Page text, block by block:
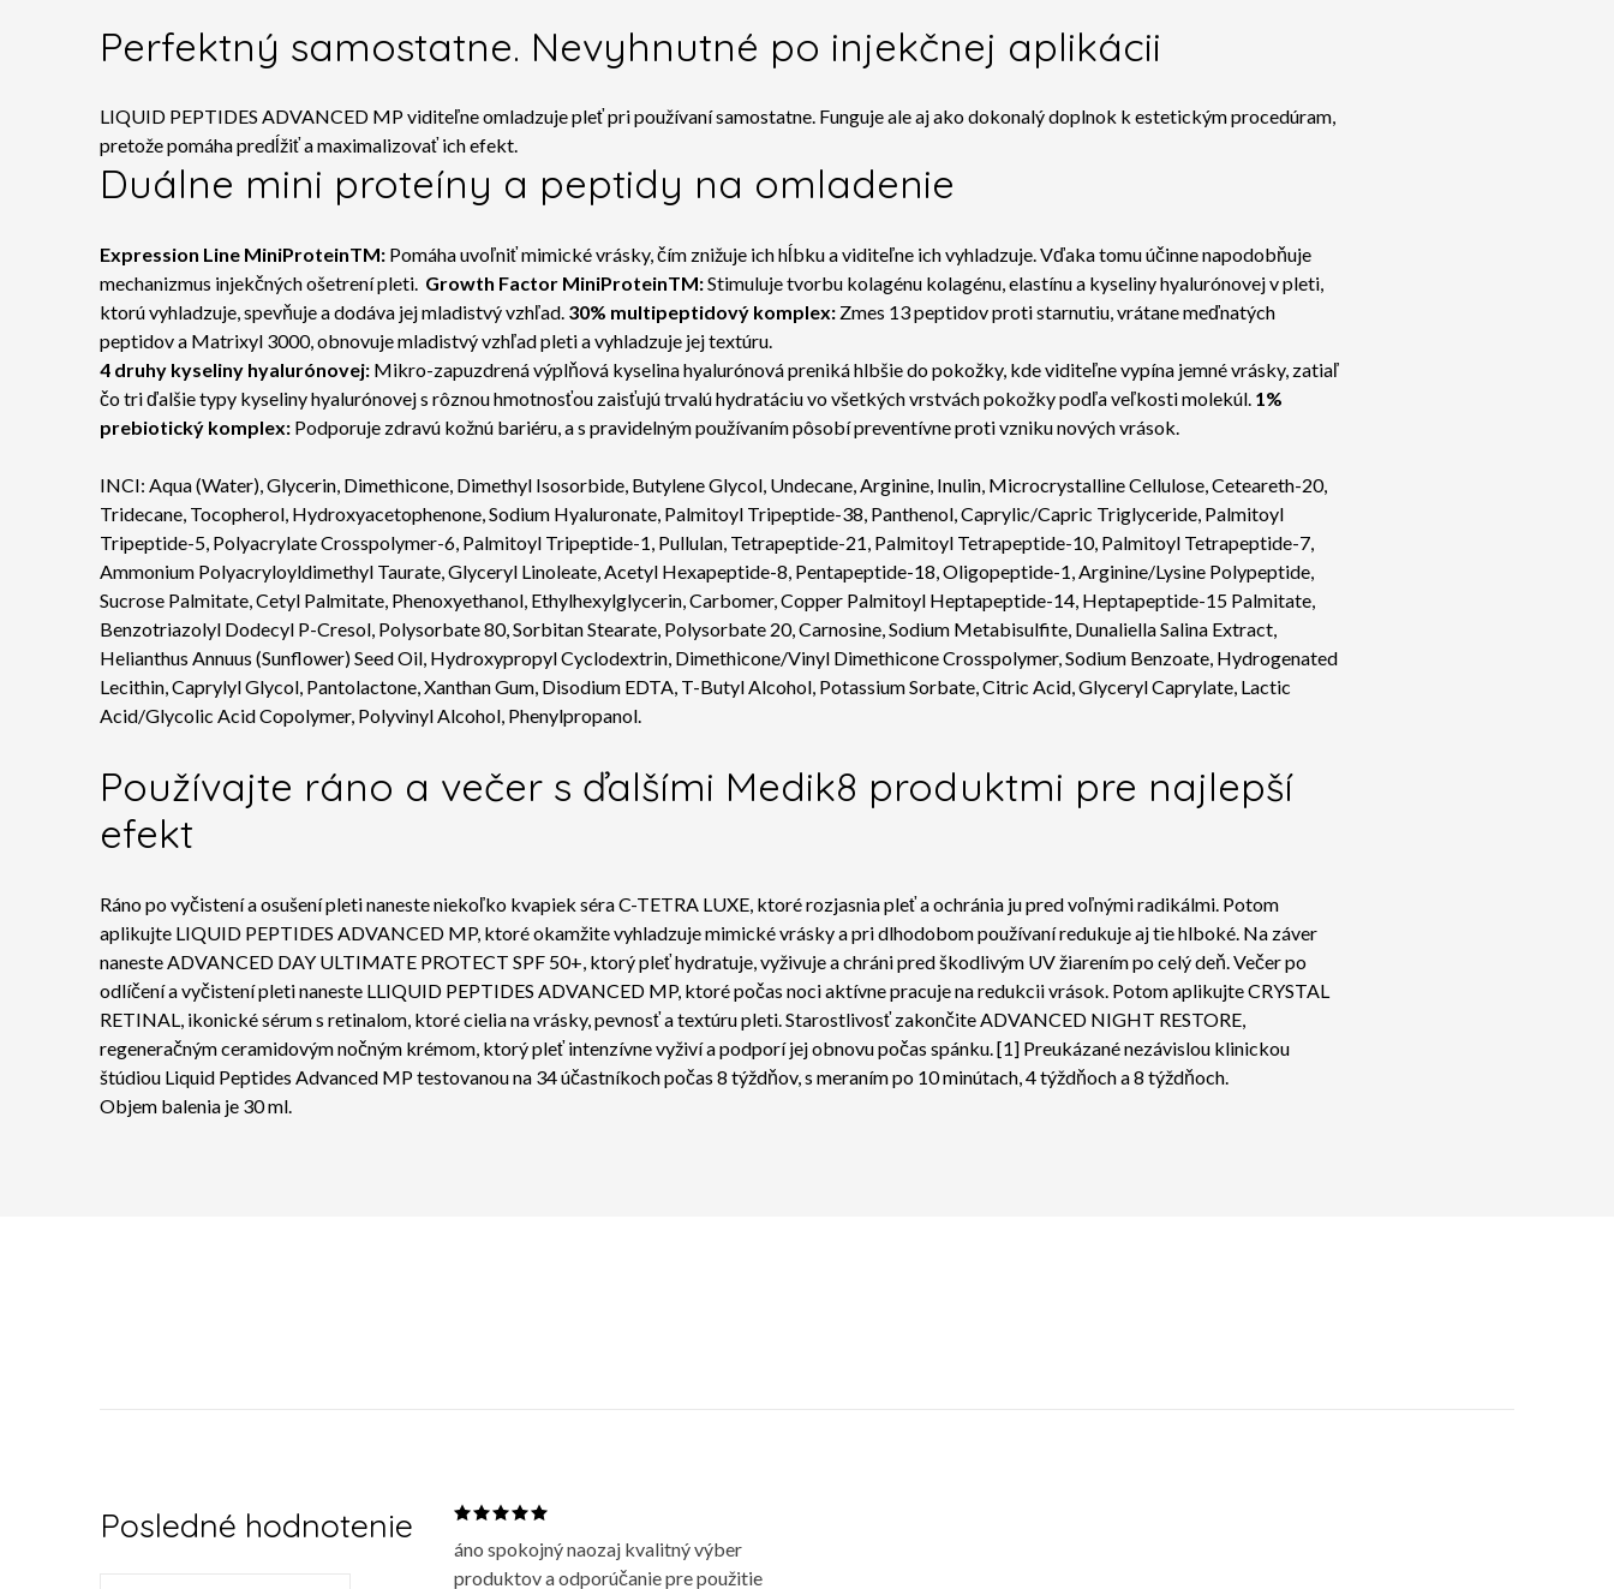
Perfektný samostatne. Nevyhnutné po injekčnej aplikácii
LIQUID PEPTIDES ADVANCED MP viditeľne omladzuje pleť pri používaní samostatne. Funguje ale aj ako dokonalý doplnok k estetickým procedúram,
pretože pomáha predĺžiť a maximalizovať ich efekt.
Duálne mini proteíny a peptidy na omladenie
Expression Line MiniProteinTM: Pomáha uvoľniť mimické vrásky, čím znižuje ich hĺbku a viditeľne ich vyhladzuje. Vďaka tomu účinne napodobňuje
mechanizmus injekčných ošetrení pleti. Growth Factor MiniProteinTM:Stimuluje tvorbu kolagénu kolagénu, elastínu a kyseliny hyalurónovej v pleti,
ktorú vyhladzuje, spevňuje a dodáva jej mladistvý vzhľad. 30% multipeptidový komplex: Zmes 13 peptidov proti starnutiu, vrátane meďnatých
peptidov a Matrixyl 3000, obnovuje mladistvý vzhľad pleti a vyhladzuje jej textúru.
4 druhy kyseliny hyalurónovej: Mikro-zapuzdrená výplňová kyselina hyalurónová preniká hlbšie do pokožky, kde viditeľne vypína jemné vrásky, zatiaľ
čo tri ďalšie typy kyseliny hyalurónovej s rôznou hmotnosťou zaisťujú trvalú hydratáciu vo všetkých vrstvách pokožky podľa veľkosti molekúl. 1%
prebiotický komplex: Podporuje zdravú kožnú bariéru, a s pravidelným používaním pôsobí preventívne proti vzniku nových vrások.
INCI: Aqua (Water), Glycerin, Dimethicone, Dimethyl Isosorbide, Butylene Glycol, Undecane, Arginine, Inulin, Microcrystalline Cellulose, Ceteareth-20,
Tridecane, Tocopherol, Hydroxyacetophenone, Sodium Hyaluronate, Palmitoyl Tripeptide-38, Panthenol, Caprylic/Capric Triglyceride, Palmitoyl
Tripeptide-5, Polyacrylate Crosspolymer-6, Palmitoyl Tripeptide-1, Pullulan, Tetrapeptide-21, Palmitoyl Tetrapeptide-10, Palmitoyl Tetrapeptide-7,
Ammonium Polyacryloyldimethyl Taurate, Glyceryl Linoleate, Acetyl Hexapeptide-8, Pentapeptide-18, Oligopeptide-1, Arginine/Lysine Polypeptide,
Sucrose Palmitate, Cetyl Palmitate, Phenoxyethanol, Ethylhexylglycerin, Carbomer, Copper Palmitoyl Heptapeptide-14, Heptapeptide-15 Palmitate,
Benzotriazolyl Dodecyl P-Cresol, Polysorbate 80, Sorbitan Stearate, Polysorbate 20, Carnosine, Sodium Metabisulfite, Dunaliella Salina Extract,
Helianthus Annuus (Sunflower) Seed Oil, Hydroxypropyl Cyclodextrin, Dimethicone/Vinyl Dimethicone Crosspolymer, Sodium Benzoate, Hydrogenated
Lecithin, Caprylyl Glycol, Pantolactone, Xanthan Gum, Disodium EDTA, T-Butyl Alcohol, Potassium Sorbate, Citric Acid, Glyceryl Caprylate, Lactic
Acid/Glycolic Acid Copolymer, Polyvinyl Alcohol, Phenylpropanol.
Používajte ráno a večer s ďalšími Medik8 produktmi pre najlepší
efekt
Ráno po vyčistení a osušení pleti naneste niekoľko kvapiek séra C-TETRA LUXE, ktoré rozjasnia pleť a ochránia ju pred voľnými radikálmi. Potom
aplikujte LIQUID PEPTIDES ADVANCED MP, ktoré okamžite vyhladzuje mimické vrásky a pri dlhodobom používaní redukuje aj tie hlboké. Na záver
naneste ADVANCED DAY ULTIMATE PROTECT SPF 50+, ktorý pleť hydratuje, vyživuje a chráni pred škodlivým UV žiarením po celý deň. Večer po
odlíčení a vyčistení pleti naneste LLIQUID PEPTIDES ADVANCED MP, ktoré počas noci aktívne pracuje na redukcii vrások. Potom aplikujte CRYSTAL
RETINAL, ikonické sérum s retinalom, ktoré cielia na vrásky, pevnosť a textúru pleti. Starostlivosť zakončite ADVANCED NIGHT RESTORE,
regeneračným ceramidovým nočným krémom, ktorý pleť intenzívne vyživí a podporí jej obnovu počas spánku. [1] Preukázané nezávislou klinickou
štúdiou Liquid Peptides Advanced MP testovanou na 34 účastníkoch počas 8 týždňov, s meraním po 10 minútach, 4 týždňoch a 8 týždňoch.
Objem balenia je 30 ml.
Posledné hodnotenie
áno spokojný naozaj kvalitný výber
produktov a odporúčanie pre použitie